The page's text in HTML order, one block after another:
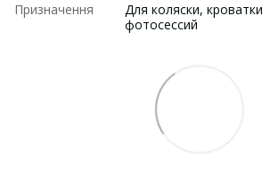
Призначення
Для коляски,
фотосессий